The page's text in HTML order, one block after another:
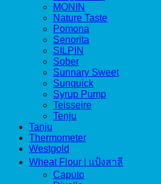
MONIN
Nature Taste
Pomona
Senorita
SILPIN
Sober
Sunnary Sweet
Sunquick
Syrup Pump
Teisseire
Tenju
Tanju
Thermometer
Westgold
Wheat Flour | แป้งสาลี
Caputo